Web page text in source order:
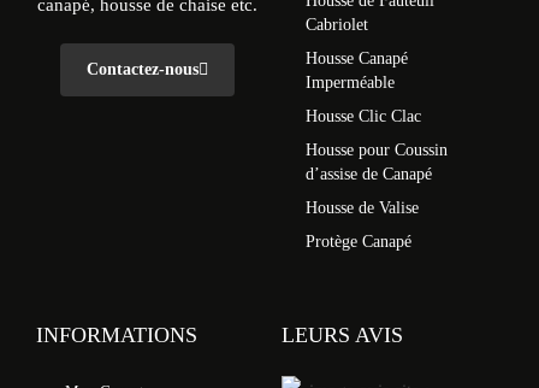
canapé, housse de chaise etc.
Contactez-nous
Cabriolet
Housse Canapé
Imperméable
Housse Clic Clac
Housse pour Coussin
d’assise de Canapé
Housse de Valise
Protège Canapé
INFORMATIONS LEURS AVIS